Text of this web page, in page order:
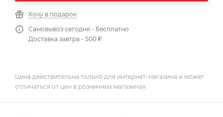
Хочу в подарок
Самовывоз сегодня - бесплатно
Доставка завтра - 500 ₽
Цена действительна только для интернет-магазина и может
отличаться от цен в розничных магазинах